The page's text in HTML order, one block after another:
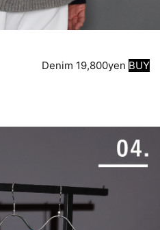
Denim 19,800yen BUY